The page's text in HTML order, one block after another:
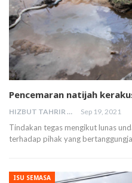
Pencemaran natijah
HIZBUT TAHRIR MALAYSIA Sep 19, 2021
Tindakan tegas mengikut lunas
terhadap pihak yang
ISU SEMASA